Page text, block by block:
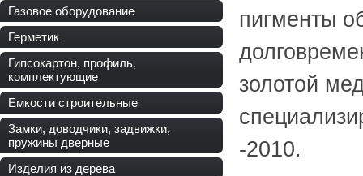
Газовое оборудование
Герметик
Гипсокартон, профиль,
комплектующие
Емкости строительные
Замки, доводчики, задвижки,
пружины дверные
Изделия из дерева
пигменты
золотой
-2010.